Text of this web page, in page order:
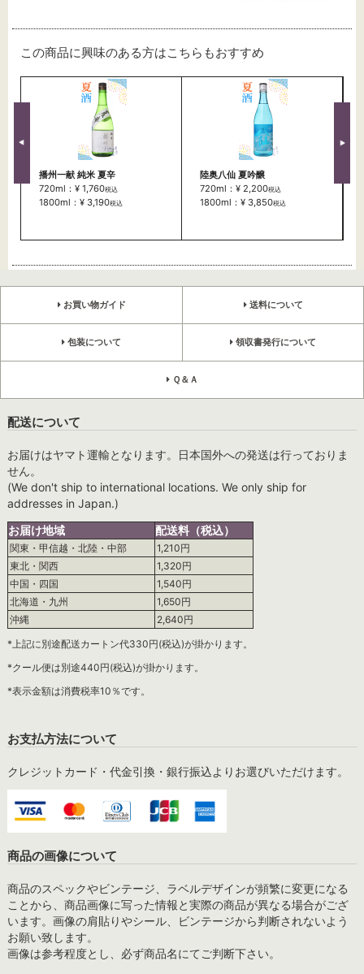
この商品に興味のある方はこちらもおすすめ
播州一献 純米 夏辛
720ml：¥ 1,760税込
1800ml：¥ 3,190税込
陸奥八仙 夏吟醸
720ml：¥ 2,200税込
1800ml：¥ 3,850税込
お買い物ガイド 送料について
包装について 領収書発行について
Ｑ＆Ａ
配送について
お届けはヤマト運輸となります。日本国外への発送は行っておりま
せん。
(We don't ship to international locations. We only ship for
addresses in Japan.)
お届け地域
配送料（税込）
関東・甲信越・北陸・中部
1,210円
東北・関西
1,320円
中国・四国
1,540円
北海道・九州
1,650円
沖縄
2,640円
*上記に別途配送カートン代330円(税込)が掛かります。
*クール便は別途440円(税込)が掛かります。
*表示金額は消費税率10％です。
お支払方法について
クレジットカード・代金引換・銀行振込よりお選びいただけます。
商品の画像について
商品のスペックやビンテージ、ラベルデザインが頻繁に変更になる
ことから、商品画像に写った情報と実際の商品が異なる場合がござ
います。画像の肩貼りやシール、ビンテージから判断されないよう
お願い致します。
画像は参考程度とし、必ず商品名にてご判断下さい。